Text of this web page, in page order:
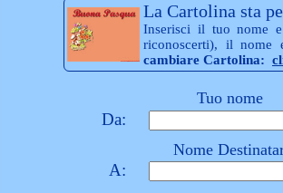
La Cartolina sta
Inserisci il tuo nome
riconoscerti), il
cambiare Cartolina:
Tuo nome
Da:
Nome
A: